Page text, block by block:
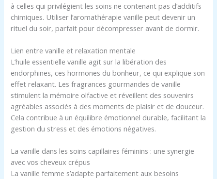
à celles qui privilégient les soins ne contenant pas d’additifs
chimiques. Utiliser l’aromathérapie vanille peut devenir un
rituel du soir, parfait pour décompresser avant de dormir.
Lien entre vanille et relaxation mentale
L’huile essentielle vanille agit sur la libération des
endorphines, ces hormones du bonheur, ce qui explique son
effet relaxant. Les fragrances gourmandes de vanille
stimulent la mémoire olfactive et réveillent des souvenirs
agréables associés à des moments de plaisir et de douceur.
Cela contribue à un équilibre émotionnel durable, facilitant la
gestion du stress et des émotions négatives.
La vanille dans les soins capillaires féminins : une synergie
avec vos cheveux crépus
La vanille femme s’adapte parfaitement aux besoins